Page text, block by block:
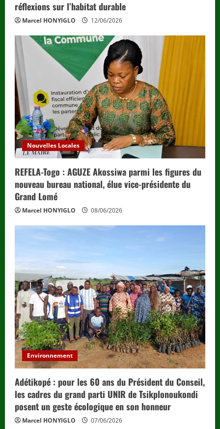
réflexions sur l’habitat durable
Marcel HONYIGLO 12/06/2026
Nouvelles Locales
REFELA-Togo : AGUZE Akossiwa parmi les figures du
nouveau bureau national, élue vice-présidente du
Grand Lomé
Marcel HONYIGLO 08/06/2026
Environnement
Adétikopé : pour les 60 ans du Président du Conseil,
les cadres du grand parti UNIR de Tsikplonoukondi
posent un geste écologique en son honneur
Marcel HONYIGLO 07/06/2026